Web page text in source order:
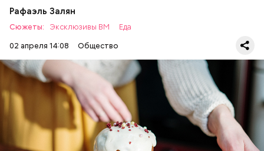
Рафаэль Залян
Сюжеты: Эксклюзивы ВМ
Еда
02 апреля 14:08
Общество
Первый необычный рецепт кулича несколько
отличается от классической рецептуры, так как
содержит нестандартную начинку: